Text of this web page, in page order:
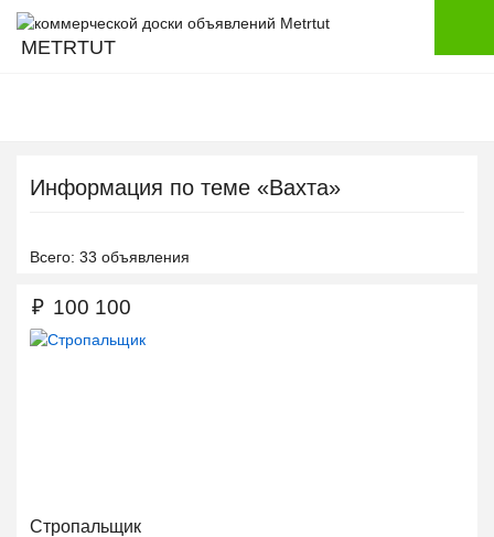
METRTUT
Информация по теме «Вахта»
Всего: 33 объявления
Стропальщик
₽ 100 100